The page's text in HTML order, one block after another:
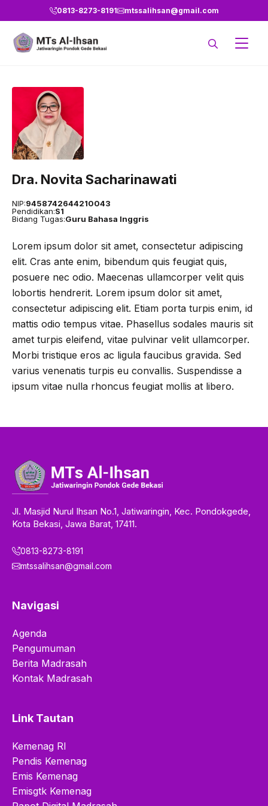
ke
0813-8273-8191 mtssalihsan@gmail.com
Dra. Novita Sacharinawati
NIP:9458742644210043
Pendidikan:S1
Bidang Tugas:Guru Bahasa Inggris
Lorem ipsum dolor sit amet, consectetur adipiscing
elit. Cras ante enim, bibendum quis feugiat quis,
posuere nec odio. Maecenas ullamcorper velit quis
lobortis hendrerit. Lorem ipsum dolor sit amet,
consectetur adipiscing elit. Etiam porta turpis enim, id
mattis odio tempus vitae. Phasellus sodales mauris sit
amet turpis eleifend, vitae pulvinar velit ullamcorper.
Morbi tristique eros ac ligula faucibus gravida. Sed
varius venenatis turpis eu convallis. Suspendisse a
ipsum vitae nulla rhoncus feugiat mollis at libero.
Jl. Masjid Nurul Ihsan No.1, Jatiwaringin, Kec. Pondokgede,
Kota Bekasi, Jawa Barat, 17411.
0813-8273-8191
mtssalihsan@gmail.com
Navigasi
Agenda
Pengumuman
Berita Madrasah
Kontak Madrasah
Link Tautan
Kemenag RI
Pendis Kemenag
Emis Kemenag
Emisgtk Kemenag